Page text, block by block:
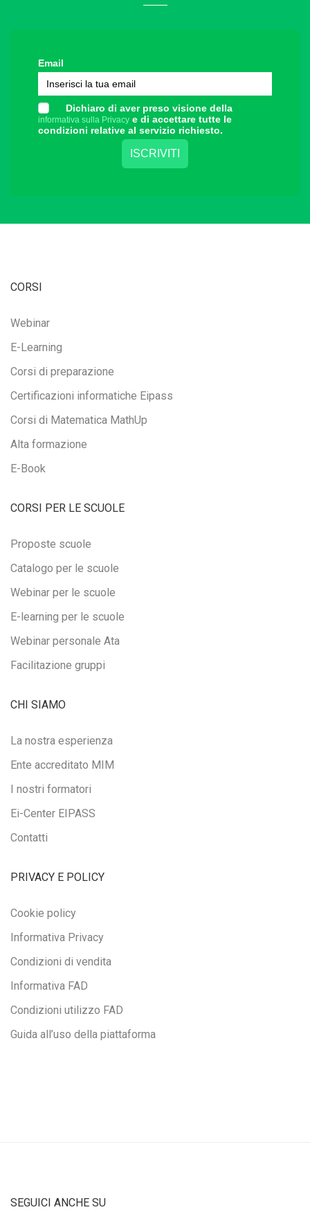
Email
Dichiaro di aver preso visione della
informativa sulla Privacy e di accettare tutte le
condizioni relative al servizio richiesto.
CORSI
Webinar
E-Learning
Corsi di preparazione
Certificazioni informatiche Eipass
Corsi di Matematica MathUp
Alta formazione
E-Book
CORSI PER LE SCUOLE
Proposte scuole
Catalogo per le scuole
Webinar per le scuole
E-learning per le scuole
Webinar personale Ata
Facilitazione gruppi
CHI SIAMO
La nostra esperienza
Ente accreditato MIM
I nostri formatori
Ei-Center EIPASS
Contatti
PRIVACY E POLICY
Cookie policy
Informativa Privacy
Condizioni di vendita
Informativa FAD
Condizioni utilizzo FAD
Guida all’uso della piattaforma
SEGUICI ANCHE SU